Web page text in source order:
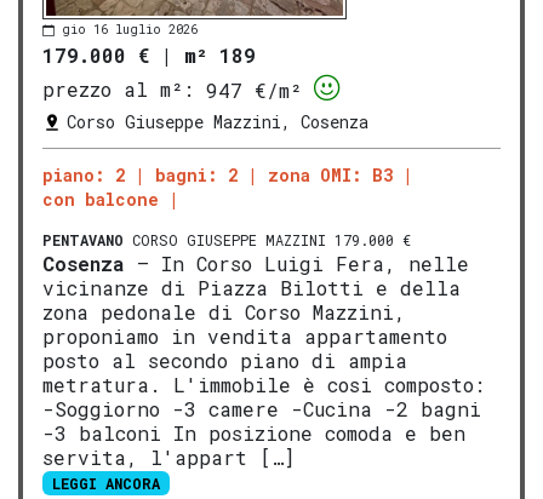
gio 16 luglio 2026
179.000 € | m² 189
prezzo al m²:
947 €/m²
Corso Giuseppe Mazzini, Cosenza
piano: 2 bagni: 2
zona OMI: B3
con balcone
PENTAVANO CORSO GIUSEPPE MAZZINI 179.000 €
Cosenza – In Corso Luigi Fera, nelle
vicinanze di Piazza Bilotti e della
zona pedonale di Corso Mazzini,
proponiamo in vendita appartamento
posto al secondo piano di ampia
metratura. L'immobile è cosi composto:
-Soggiorno -3 camere -Cucina -2 bagni
-3 balconi In posizione comoda e ben
servita, l'appart […]
LEGGI ANCORA